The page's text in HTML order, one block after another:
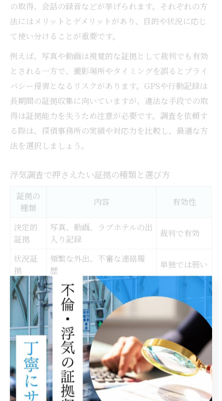
の取得、会話の録音などが挙げられます。それぞれの方
法にはメリットとデメリットがあり、目的や状況に応じ
て使い分けることが重要です。
例えば、写真や動画は視覚的な証拠として裁判でも有効
とされる一方で、撮影場所やタイミングを誤るとプライ
バシー侵害となるリスクがあります。GPSや行動記録は
長期間の証拠収集に向いていますが、違法な手段での取
得は証拠能力を失うため注意が必要です。調査を依頼す
る際は、探偵事務所の実績や対応力を比較し、最適な方
法を選択しましょう。
浮気調査で押さえたい証拠の種類と選び方
証拠の
種類
内容 有効性
決定的
証拠
写真、動画、ラブホテルの出
入り記録
裁判で有効
状況証
拠
頻繁な外出、不審な連絡履
歴
単独では弱い
行動メ
モ
時系列で記録したメモ
裏付けとして
有効
浮気調査で重視される証拠には、「決定的証拠」と「状
況証拠」があります。決定的証拠とは、浮気の事実を明
確に示す写真や動画、ラブホテルへの出入り記録などが
該当します。一方、状況証拠は頻繁な外出や不審な連絡
履歴などで、事実の裏付けにはなりますが単独では弱い